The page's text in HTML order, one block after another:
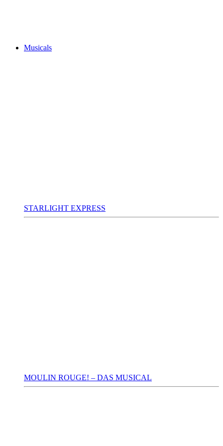
Musicals
STARLIGHT EXPRESS
MOULIN ROUGE! – DAS MUSICAL